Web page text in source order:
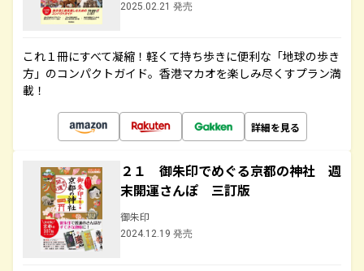
2025.02.21 発売
これ１冊にすべて凝縮！軽くて持ち歩きに便利な「地球の歩き
方」のコンパクトガイド。香港マカオを楽しみ尽くすプラン満
載！
詳細を見る
２１ 御朱印でめぐる京都の神社 週
末開運さんぽ 三訂版
御朱印
2024.12.19 発売